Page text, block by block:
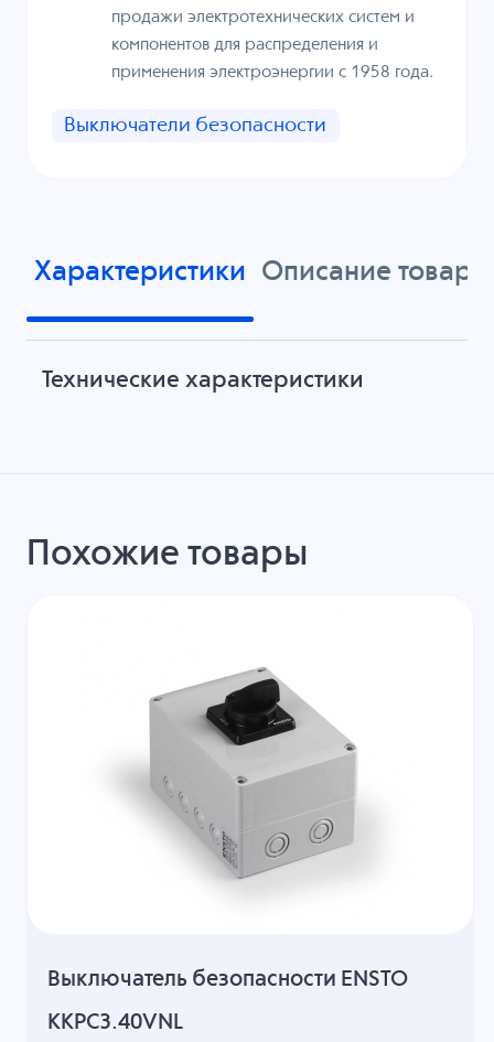
продажи электротехнических систем и
компонентов для распределения и
применения электроэнергии с 1958 года.
Выключатели безопасности
Характеристики Описание товара
Технические характеристики
Похожие товары
Выключатель безопасности ENSTO
KKPC3.40VNL